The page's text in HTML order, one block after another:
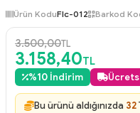
Ürün KoduFlc-012 Barkod
3.500,00TL
3.158,40TL
%10 İndirim
Bu ürünü aldığınızda 32